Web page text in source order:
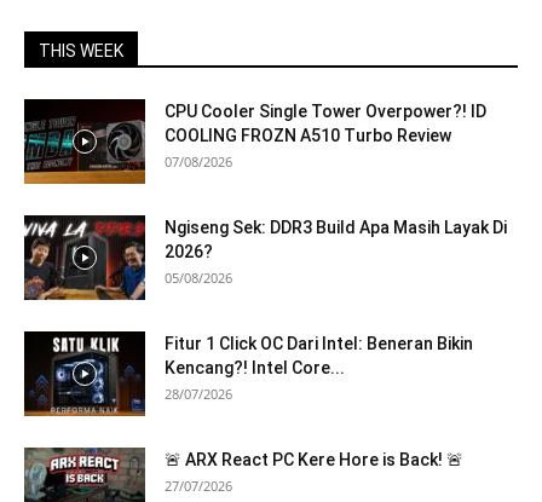
THIS WEEK
CPU Cooler Single Tower Overpower?! ID
COOLING FROZN A510 Turbo Review
07/08/2026
Ngiseng Sek: DDR3 Build Apa Masih Layak Di
2026?
05/08/2026
Fitur 1 Click OC Dari Intel: Beneran Bikin
Kencang?! Intel Core...
28/07/2026
🚨 ARX React PC Kere Hore is Back! 🚨
27/07/2026